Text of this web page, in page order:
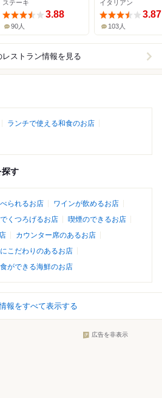
ステーキ
3.88
90人
イタリアン
3.87
103人
レストラン情報を見る
ランチで使える和食のお店
探す
られるお店
ワインが飲めるお店
くつろげるお店
喫煙のできるお店
カウンター席のあるお店
こだわりのあるお店
ができる海鮮のお店
報をすべて表示する
広告を非表示